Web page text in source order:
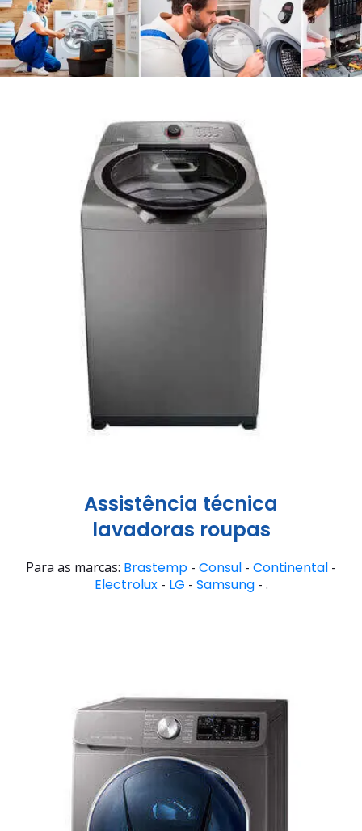
Assistência técnica
lavadoras roupas
Para as marcas: Brastemp - Consul - Continental -
Electrolux- LG - Samsung- .